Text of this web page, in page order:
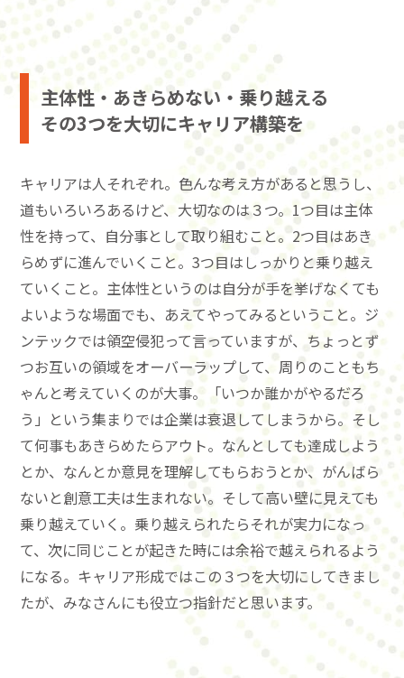
主体性・あきらめない・乗り越える
その3つを大切にキャリア構築を
キャリアは人それぞれ。色んな考え方があると思うし、
道もいろいろあるけど、大切なのは３つ。1つ目は主体
性を持って、自分事として取り組むこと。2つ目はあき
らめずに進んでいくこと。3つ目はしっかりと乗り越え
ていくこと。主体性というのは自分が手を挙げなくても
よいような場面でも、あえてやってみるということ。ジ
ンテックでは領空侵犯って言っていますが、ちょっとず
つお互いの領域をオーバーラップして、周りのこともち
ゃんと考えていくのが大事。「いつか誰かがやるだろ
う」という集まりでは企業は衰退してしまうから。そし
て何事もあきらめたらアウト。なんとしても達成しよう
とか、なんとか意見を理解してもらおうとか、がんばら
ないと創意工夫は生まれない。そして高い壁に見えても
乗り越えていく。乗り越えられたらそれが実力になっ
て、次に同じことが起きた時には余裕で越えられるよう
になる。キャリア形成ではこの３つを大切にしてきまし
たが、みなさんにも役立つ指針だと思います。